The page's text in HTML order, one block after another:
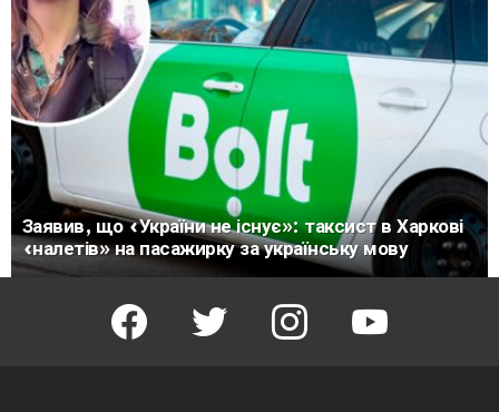
Заявив, що «України не існує»: таксист в Харкові
«налетів» на пасажирку за українську мову
facebook twitter instagram youtube